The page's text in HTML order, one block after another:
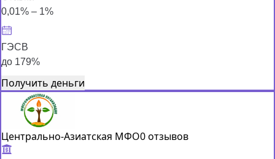
0,01% – 1%
ГЭСВ
до 179%
Получить деньги
Центрально-Азиатская МФО0 отзывов